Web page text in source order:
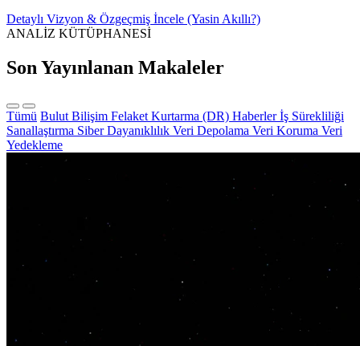
Detaylı Vizyon & Özgeçmiş İncele (Yasin Akıllı?)
ANALİZ KÜTÜPHANESİ
Son Yayınlanan Makaleler
Tümü Bulut Bilişim Felaket Kurtarma (DR) Haberlerİş Sürekliliği
Sanallaştırma Siber Dayanıklılık Veri Depolama Veri Koruma Veri
Yedekleme